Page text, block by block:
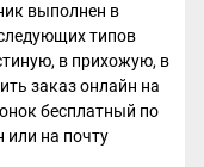
выполнен в
типов
в прихожую, в
заказ онлайн на
бесплатный по
или на почту